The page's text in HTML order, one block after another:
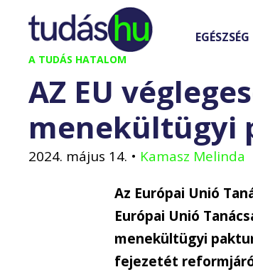
Kilépés
tartalomba
A TUDÁS HATALOM
EGÉSZSÉG
AZ EU
menekültügyi
2024. május 14. • Kamasz Melinda
Az Európai Unió
Európai Unió
menekültügyi
fejezetét